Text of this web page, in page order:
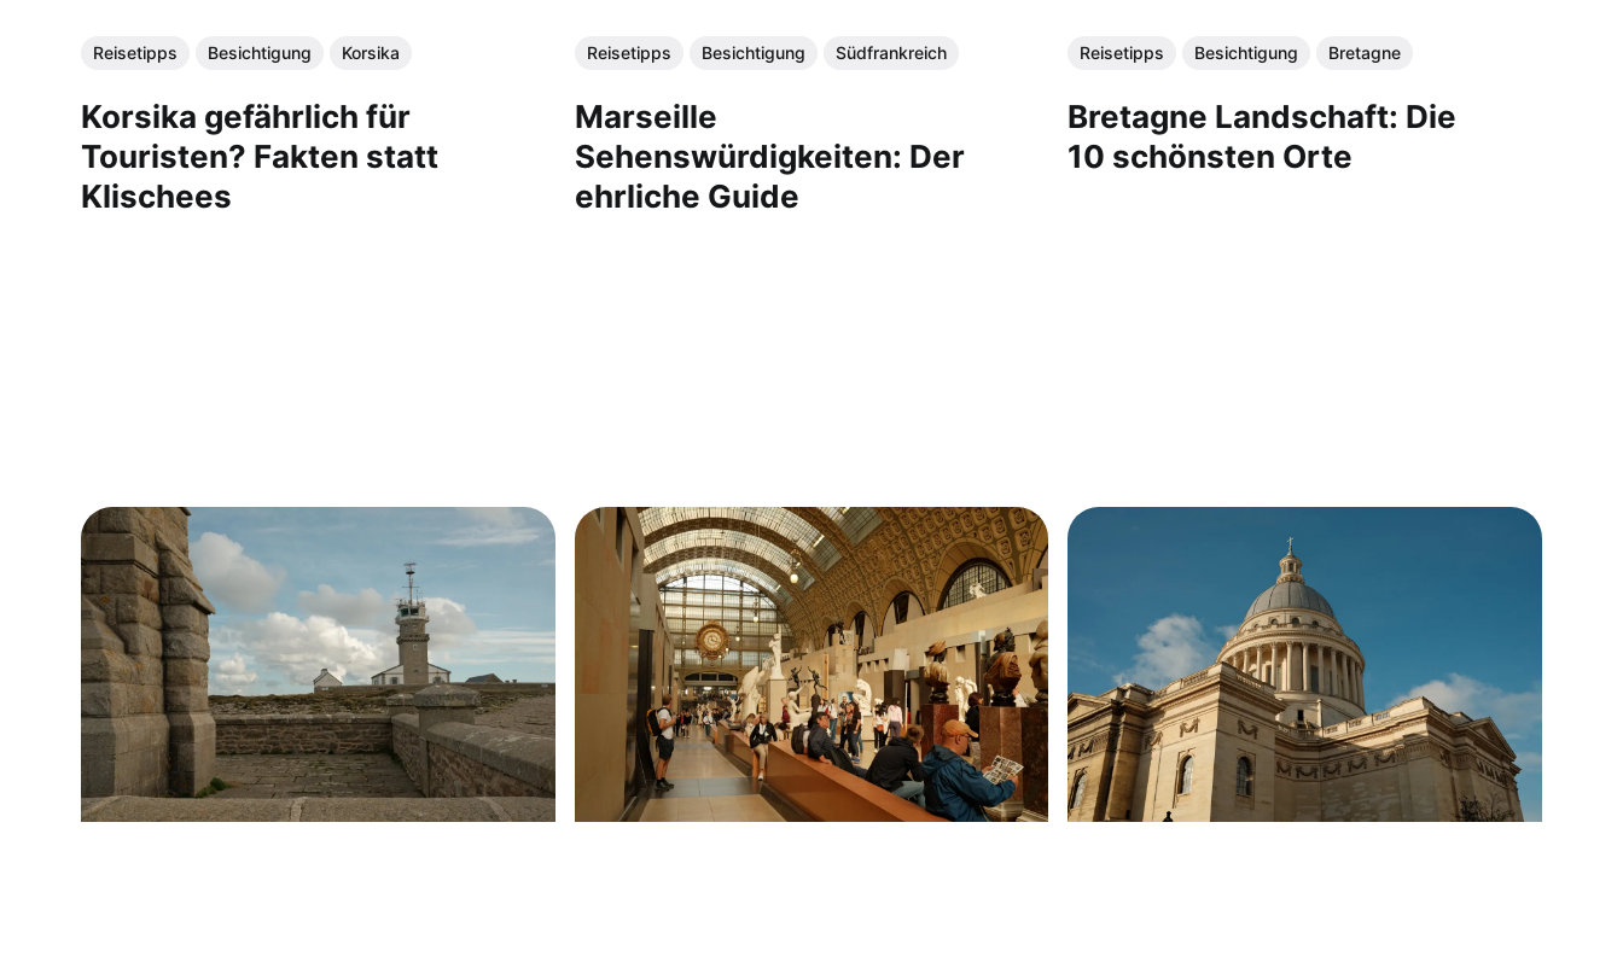
Reisetipps Besichtigung Korsika
Korsika gefährlich für
Touristen? Fakten statt
Klischees
Reisetipps Besichtigung Südfrankreich
Marseille
Sehenswürdigkeiten: Der
ehrliche Guide
Reisetipps Besichtigung Bretagne
Bretagne Landschaft: Die
10 schönsten Orte